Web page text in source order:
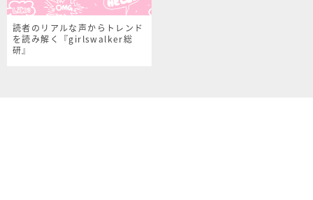
読者のリアルな声からトレンド
を読み解く『girlswalker総
研』